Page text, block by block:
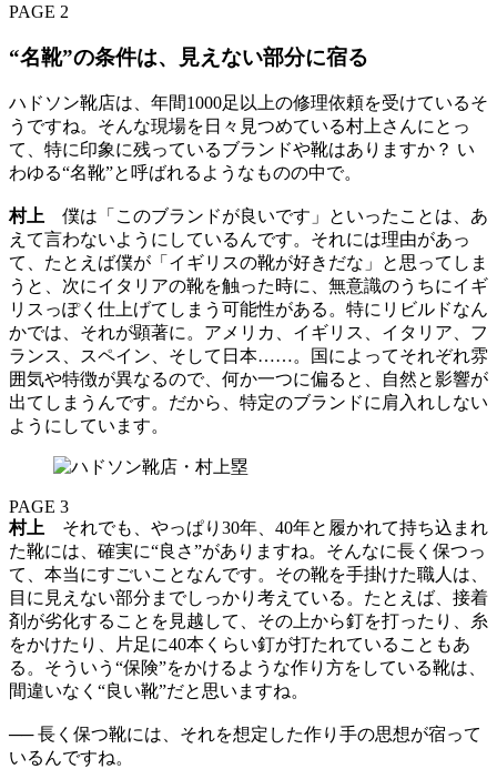
PAGE 2
“名靴”の条件は、見えない部分に宿る
ハドソン靴店は、年間1000足以上の修理依頼を受けているそ
うですね。そんな現場を日々見つめている村上さんにとっ
て、特に印象に残っているブランドや靴はありますか？ い
わゆる“名靴”と呼ばれるようなものの中で。
村上 僕は「このブランドが良いです」といったことは、あ
えて言わないようにしているんです。それには理由があっ
て、たとえば僕が「イギリスの靴が好きだな」と思ってしま
うと、次にイタリアの靴を触った時に、無意識のうちにイギ
リスっぽく仕上げてしまう可能性がある。特にリビルドなん
かでは、それが顕著に。アメリカ、イギリス、イタリア、フ
ランス、スペイン、そして日本……。国によってそれぞれ雰
囲気や特徴が異なるので、何か一つに偏ると、自然と影響が
出てしまうんです。だから、特定のブランドに肩入れしない
ようにしています。
PAGE 3
村上 それでも、やっぱり30年、40年と履かれて持ち込まれ
た靴には、確実に“良さ”がありますね。そんなに長く保つっ
て、本当にすごいことなんです。その靴を手掛けた職人は、
目に見えない部分までしっかり考えている。たとえば、接着
剤が劣化することを見越して、その上から釘を打ったり、糸
をかけたり、片足に40本くらい釘が打たれていることもあ
る。そういう“保険”をかけるような作り方をしている靴は、
間違いなく“良い靴”だと思いますね。
── 長く保つ靴には、それを想定した作り手の思想が宿って
いるんですね。